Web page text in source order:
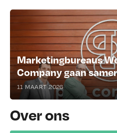
Marketingbureaus
Company gaan
11 MAART 2026
Over ons